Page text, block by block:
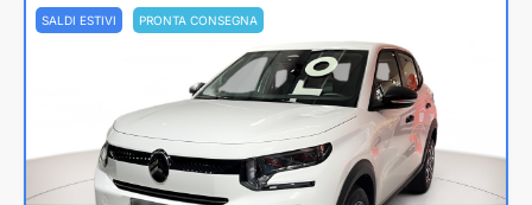
SALDI ESTIVI PRONTA CONSEGNA